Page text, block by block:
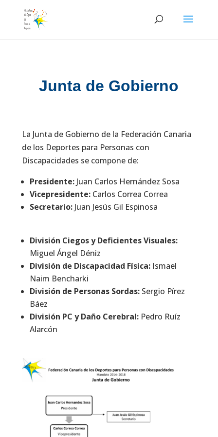
content
Junta de Gobierno
La Junta de Gobierno de la Federación Canaria
de los Deportes para Personas con
Discapacidades se compone de:
Presidente:Juan Carlos Hernández Sosa
Vicepresidente:Carlos Correa Correa
Secretario:Juan Jesús Gil Espinosa
División Ciegos y Deficientes Visuales:
Miguel Ángel Déniz
División de Discapacidad Física:Ismael
Naim Bencharki
División de Personas Sordas:Sergio Pírez
Báez
División PC y Daño Cerebral:Pedro Ruíz
Alarcón